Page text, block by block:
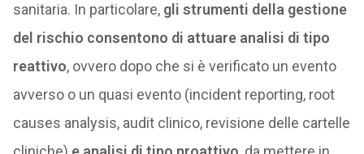
sanitaria. In particolare, gli strumenti della gestione
del rischio consentono di attuare analisi di tipo
reattivo, ovvero dopo che si è verificato un evento
avverso o un quasi evento (incident reporting, root
causes analysis, audit clinico, revisione delle cartelle